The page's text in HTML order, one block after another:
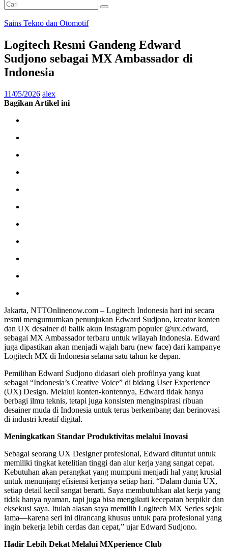
Sains Tekno dan Otomotif
Logitech Resmi Gandeng Edward
Sudjono sebagai MX Ambassador di
Indonesia
11/05/2026 alex
Bagikan Artikel ini
Jakarta, NTTOnlinenow.com – Logitech Indonesia hari ini secara
resmi mengumumkan penunjukan Edward Sudjono, kreator konten
dan UX desainer di balik akun Instagram populer @ux.edward,
sebagai MX Ambassador terbaru untuk wilayah Indonesia. Edward
juga dipastikan akan menjadi wajah baru (new face) dari kampanye
Logitech MX di Indonesia selama satu tahun ke depan.
Pemilihan Edward Sudjono didasari oleh profilnya yang kuat
sebagai “Indonesia’s Creative Voice” di bidang User Experience
(UX) Design. Melalui konten-kontennya, Edward tidak hanya
berbagi ilmu teknis, tetapi juga konsisten menginspirasi ribuan
desainer muda di Indonesia untuk terus berkembang dan berinovasi
di industri kreatif digital.
Meningkatkan Standar Produktivitas melalui Inovasi
Sebagai seorang UX Designer profesional, Edward dituntut untuk
memiliki tingkat ketelitian tinggi dan alur kerja yang sangat cepat.
Kebutuhan akan perangkat yang mumpuni menjadi hal yang krusial
untuk menunjang efisiensi kerjanya setiap hari. “Dalam dunia UX,
setiap detail kecil sangat berarti. Saya membutuhkan alat kerja yang
tidak hanya nyaman, tapi juga bisa mengikuti kecepatan berpikir dan
eksekusi saya. Itulah alasan saya memilih Logitech MX Series sejak
lama—karena seri ini dirancang khusus untuk para profesional yang
ingin bekerja lebih cerdas dan cepat,” ujar Edward Sudjono.
Hadir Lebih Dekat Melalui MXperience Club